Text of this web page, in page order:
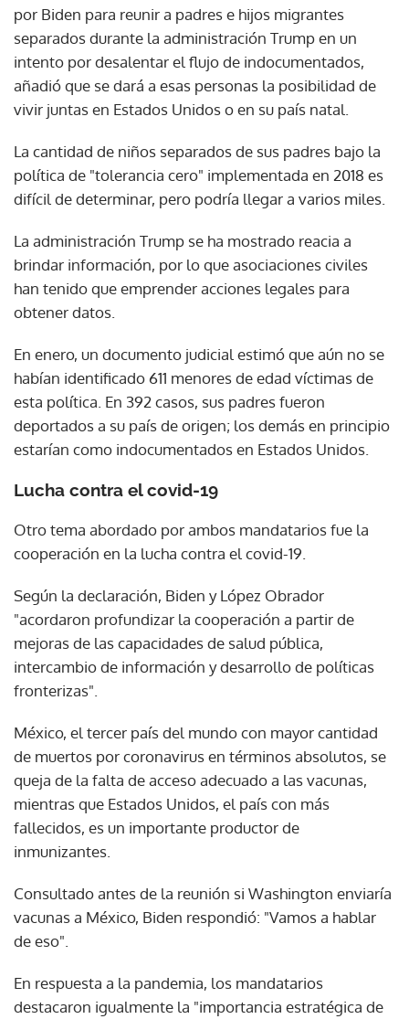
por Biden para reunir a padres e hijos migrantes
separados durante la administración Trump en un
intento por desalentar el flujo de indocumentados,
añadió que se dará a esas personas la posibilidad de
vivir juntas en Estados Unidos o en su país natal.
La cantidad de niños separados de sus padres bajo la
política de "tolerancia cero" implementada en 2018 es
difícil de determinar, pero podría llegar a varios miles.
La administración Trump se ha mostrado reacia a
brindar información, por lo que asociaciones civiles
han tenido que emprender acciones legales para
obtener datos.
En enero, un documento judicial estimó que aún no se
habían identificado 611 menores de edad víctimas de
esta política. En 392 casos, sus padres fueron
deportados a su país de origen; los demás en principio
estarían como indocumentados en Estados Unidos.
Lucha contra el covid-19
Otro tema abordado por ambos mandatarios fue la
cooperación en la lucha contra el covid-19.
Según la declaración, Biden y López Obrador
"acordaron profundizar la cooperación a partir de
mejoras de las capacidades de salud pública,
intercambio de información y desarrollo de políticas
fronterizas".
México, el tercer país del mundo con mayor cantidad
de muertos por coronavirus en términos absolutos, se
queja de la falta de acceso adecuado a las vacunas,
mientras que Estados Unidos, el país con más
fallecidos, es un importante productor de
inmunizantes.
Consultado antes de la reunión si Washington enviaría
vacunas a México, Biden respondió: "Vamos a hablar
de eso".
En respuesta a la pandemia, los mandatarios
destacaron igualmente la "importancia estratégica de